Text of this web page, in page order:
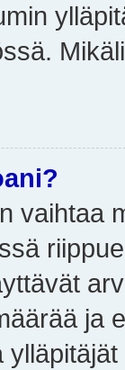
vaihtaa
ja